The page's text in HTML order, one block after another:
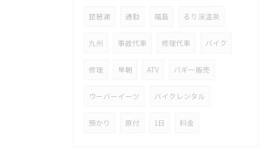
琵琶湖 通勤 福島 るり渓温泉
九州 事故代車 修理代車 バイク
修理 早朝 ATV バギー販売
ウーバーイーツ バイクレンタル
預かり 原付 1日 料金